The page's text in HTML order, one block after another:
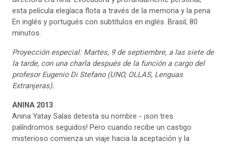
esta película elegíaca flota a través de la memoria y la pena.
En inglés y portugués con subtítulos en inglés. Brasil; 80
minutos.
Proyección especial: Martes, 9 de septiembre, a las siete de
la tarde, con una charla después de la función a cargo del
profesor Eugenio Di Stefano (UNO, OLLAS, Lenguas
Extranjeras).
ANINA 2013
Anina Yatay Salas detesta su nombre - ¡son tres
palíndromos seguidos! Pero cuando recibe un castigo
misterioso comienza un viaje hacia la aceptación y la